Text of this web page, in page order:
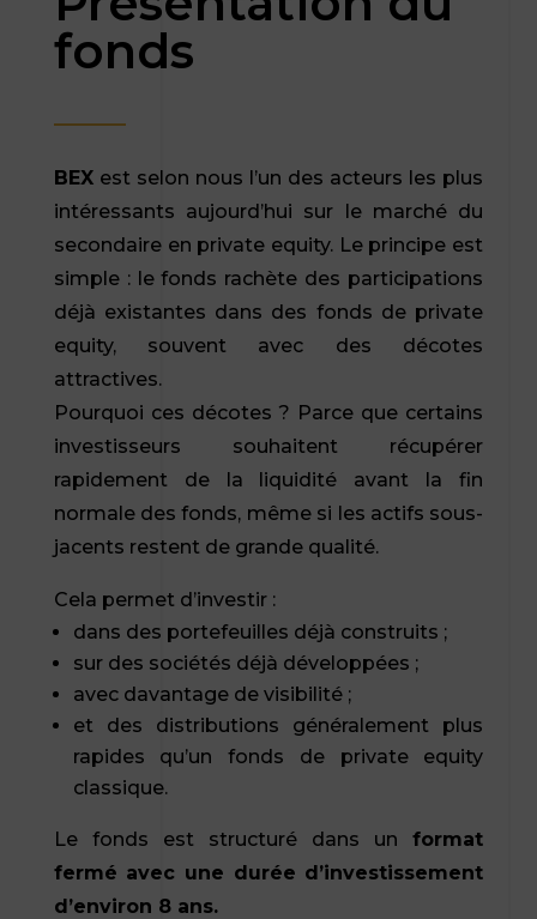
fonds
BEXest selon nous l’un des acteurs les plus
intéressants aujourd’hui sur le marché du
secondaire en private equity. Le principe est
simple : le fonds rachète des participations
déjà existantes dans des fonds de private
equity, souvent avec des décotes
attractives.
Pourquoi ces décotes ? Parce que certains
investisseurs souhaitent récupérer
rapidement de la liquidité avant la fin
normale des fonds, même si les actifs sous-
jacents restent de grande qualité.
Cela permet d’investir :
dans des portefeuilles déjà construits ;
sur des sociétés déjà développées ;
avec davantage de visibilité ;
et des distributions généralement plus
rapides qu’un fonds de private equity
classique.
Le fonds est structuré dans unformat
fermé avec une durée d’investissement
d’environ 8 ans.